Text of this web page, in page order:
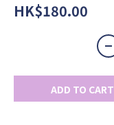
HK$180.00
ADD TO CART